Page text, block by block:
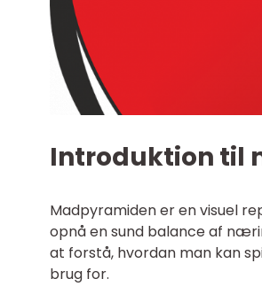
Introduktion til
Madpyramiden er en visuel
opnå en sund balance af
at forstå, hvordan man kan
brug for.